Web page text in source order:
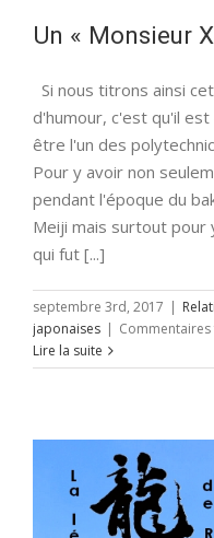
Un « Monsieur
Si nous titrons ainsi
d'humour, c'est qu'il
être l'un des
Pour y avoir non
pendant l'époque du
Meiji mais surtout pour
qui fut [...]
septembre 3rd, 2017 |
japonaises |
Lire la suite